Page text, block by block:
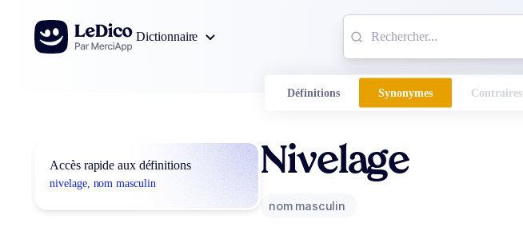
Aller au contenu
Dictionnaire
Définitions Synonymes Contraires
Accès rapide aux définitions
nivelage, nom masculin
Nivelage
nom masculin